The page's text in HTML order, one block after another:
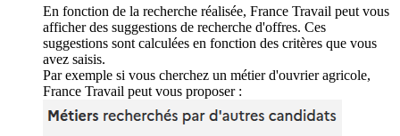
En fonction de la recherche réalisée, France Travail peut vous
afficher des suggestions de recherche d'offres. Ces
suggestions sont calculées en fonction des critères que vous
avez saisis.
Par exemple si vous cherchez un métier d'ouvrier agricole,
France Travail peut vous proposer :